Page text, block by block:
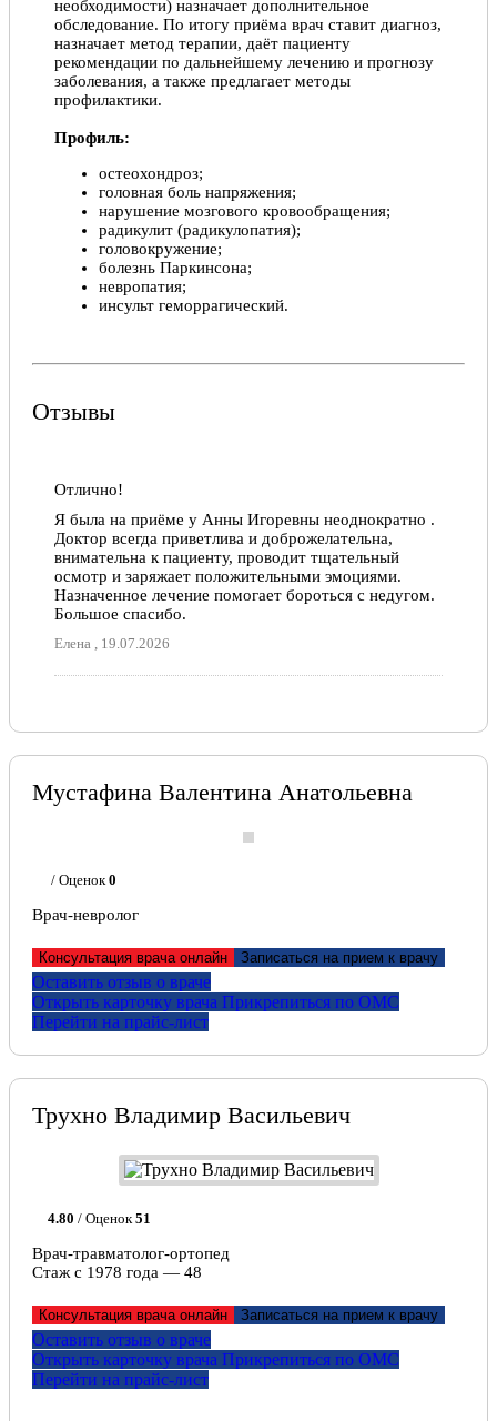
необходимости) назначает дополнительное
обследование. По итогу приёма врач ставит диагноз,
назначает метод терапии, даёт пациенту
рекомендации по дальнейшему лечению и прогнозу
заболевания, а также предлагает методы
профилактики.
Профиль:
остеохондроз;
головная боль напряжения;
нарушение мозгового кровообращения;
радикулит (радикулопатия);
головокружение;
болезнь Паркинсона;
невропатия;
инсульт геморрагический.
Отзывы
Отлично!
Я была на приёме у Анны Игоревны неоднократно .
Доктор всегда приветлива и доброжелательна,
внимательна к пациенту, проводит тщательный
осмотр и заряжает положительными эмоциями.
Назначенное лечение помогает бороться с недугом.
Большое спасибо.
Елена , 19.07.2026
Мустафина Валентина Анатольевна
/ Оценок0
Врач-невролог
Консультация врача онлайн Записаться на прием к врачу
Оставить отзыв о враче
Открыть карточку врача Прикрепитьcя по ОМС
Перейти на прайс-лист
Трухно Владимир Васильевич
4.80 / Оценок51
Врач-травматолог-ортопед
Стаж с 1978 года — 48
Консультация врача онлайн Записаться на прием к врачу
Оставить отзыв о враче
Открыть карточку врача Прикрепитьcя по ОМС
Перейти на прайс-лист